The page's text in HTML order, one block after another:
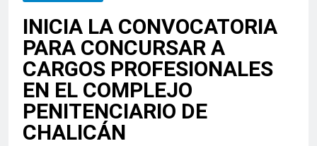
INICIA LA CONVOCATORIA
PARA CONCURSAR A
CARGOS PROFESIONALES
EN EL COMPLEJO
PENITENCIARIO DE
CHALICÁN